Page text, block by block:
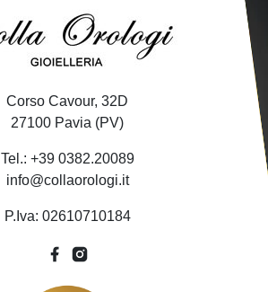
Corso Cavour, 32D
27100 Pavia (PV)
Tel.: +39 0382.20089
info@collaorologi.it
P.Iva: 02610710184